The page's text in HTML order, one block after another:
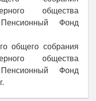
общества
Пенсионный Фонд
общего собрания
общества
Пенсионный Фонд